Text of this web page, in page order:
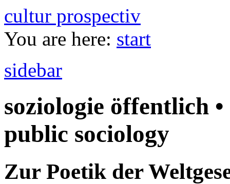
cultur prospectiv
You are here: start
sidebar
soziologie öffentlich
public sociology
Zur Poetik der